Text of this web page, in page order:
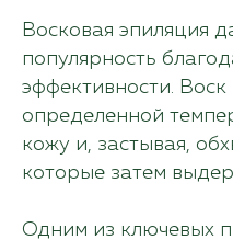
Восковая эпиляция
популярность
эффективности. Воск
определенной
кожу и, застывая,
которые затем
Одним из ключевых